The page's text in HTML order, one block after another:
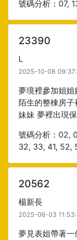
號碼分析：07,
23390
L
2025-10-08
夢境裡參加姐
陌生的整棟房
妹妹 夢裡出現
號碼分析：02,
32, 33, 41, 52,
20562
楊新長
2025-06-03
夢見表姐帶著